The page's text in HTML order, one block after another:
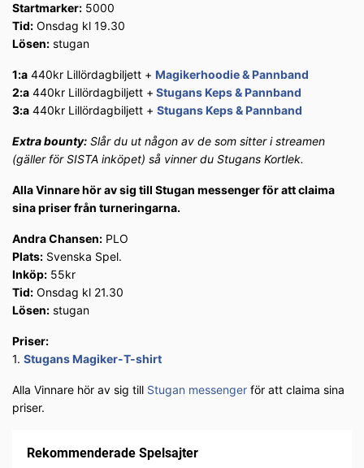
Startmarker: 5000
Tid: Onsdag kl 19.30
Lösen: stugan
1:a 440kr Lillördagbiljett + Magikerhoodie & Pannband
2:a 440kr Lillördagbiljett + Stugans Keps & Pannband
3:a 440kr Lillördagbiljett + Stugans Keps & Pannband
Extra bounty: Slår du ut någon av de som sitter i streamen
(gäller för SISTA inköpet) så vinner du Stugans Kortlek.
Alla Vinnare hör av sig till Stugan messenger för att claima
sina priser från turneringarna.
Andra Chansen: PLO
Plats: Svenska Spel.
Inköp: 55kr
Tid: Onsdag kl 21.30
Lösen: stugan
Priser:
1. Stugans Magiker-T-shirt
Alla Vinnare hör av sig till Stugan messenger för att claima sina
priser.
Rekommenderade Spelsajter